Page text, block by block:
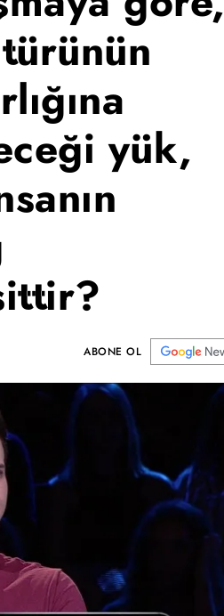
yük,
ABONE OL